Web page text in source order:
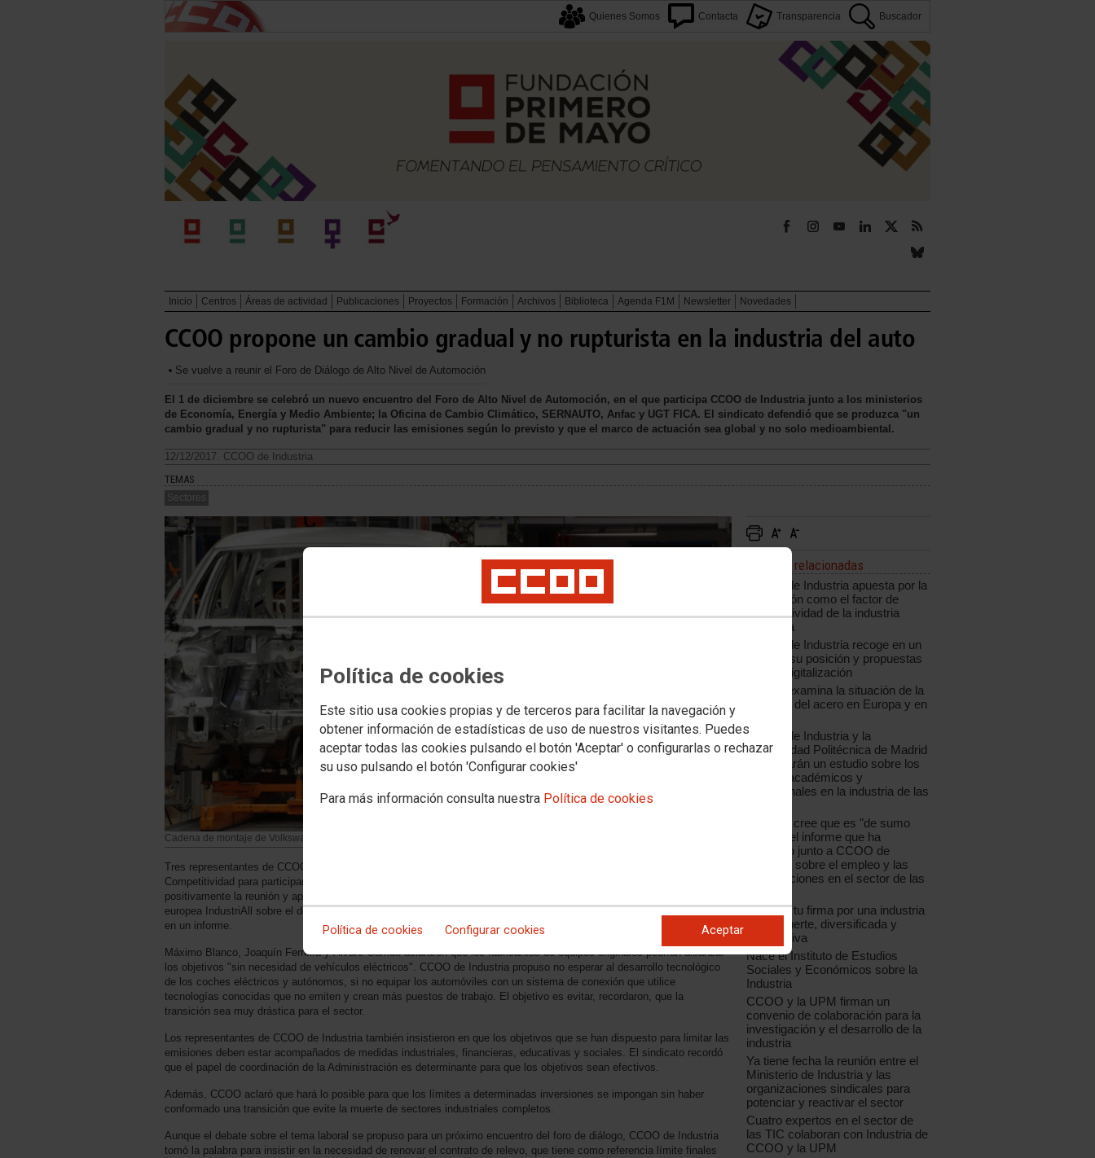
Política de cookies
Este sitio usa cookies propias y de terceros para facilitar la navegación y
obtener información de estadísticas de uso de nuestros visitantes. Puedes
aceptar todas las cookies pulsando el botón 'Aceptar' o configurarlas o rechazar
su uso pulsando el botón 'Configurar cookies'
Para más información consulta nuestra Política de cookies
Política de cookies Configurar cookies Aceptar
Quienes Somos Contacta Transparencia Buscador
Inicio Centros Áreas de actividad Publicaciones Proyectos Formación Archivos Biblioteca Agenda F1M Newsletter Novedades
CCOO propone un cambio gradual y no rupturista en la industria del auto
Se vuelve a reunir el Foro de Diálogo de Alto Nivel de Automoción
El 1 de diciembre se celebró un nuevo encuentro del Foro de Alto Nivel de Automoción, en el que participa CCOO de Industria junto a los ministerios
de Economía, Energía y Medio Ambiente; la Oficina de Cambio Climático, SERNAUTO, Anfac y UGT FICA. El sindicato defendió que se produzca "un
cambio gradual y no rupturista" para reducir las emisiones según lo previsto y que el marco de actuación sea global y no solo medioambiental.
12/12/2017. CCOO de Industria
TEMAS
Sectores
Cadena de montaje de Volkswagen Navarra
Tres representantes de CCOO de Industria acudieron hace unos días a la sede del Ministerio de Economía, Industria y
Competitividad para participar en un nuevo encuentro del Foro de Alto Nivel de Automoción. El sindicato valoró
positivamente la reunión y aprovechó el orden del día para explicar la posición que defiende la federación sindical
europea IndustriAll sobre el debate medioambiental. Las conclusiones de la sesión de trabajo han quedado recogidas
en un informe.
Máximo Blanco, Joaquín Ferreira y Álvaro Garrido aclararon que los fabricantes de equipos originales podrían alcanzar
los objetivos "sin necesidad de vehículos eléctricos". CCOO de Industria propuso no esperar al desarrollo tecnológico
de los coches eléctricos y autónomos, si no equipar los automóviles con un sistema de conexión que utilice
tecnologías conocidas que no emiten y crean más puestos de trabajo. El objetivo es evitar, recordaron, que la
transición sea muy drástica para el sector.
Los representantes de CCOO de Industria también insistieron en que los objetivos que se han dispuesto para limitar las
emisiones deben estar acompañados de medidas industriales, financieras, educativas y sociales. El sindicato recordó
que el papel de coordinación de la Administración es determinante para que los objetivos sean efectivos.
Además, CCOO aclaró que hará lo posible para que los límites a determinadas inversiones se impongan sin haber
conformado una transición que evite la muerte de sectores industriales completos.
Aunque el debate sobre el tema laboral se propuso para un próximo encuentro del foro de diálogo, CCOO de Industria
tomó la palabra para insistir en la necesidad de renovar el contrato de relevo, que tiene como referencia límite finales
Noticias relacionadas
CCOO de Industria apuesta por la
innovación como el factor de
competitividad de la industria
española
CCOO de Industria recoge en un
informe su posición y propuestas
ante la digitalización
CCOO examina la situación de la
industria del acero en Europa y en
CCOO de Industria y la
Universidad Politécnica de Madrid
presentarán un estudio sobre los
perfiles académicos y
profesionales en la industria de las
La UPM cree que es "de sumo
interés" el informe que ha
realizado junto a CCOO de
Industria sobre el empleo y las
cualificaciones en el sector de las
Déjanos tu firma por una industria
sólida, fuerte, diversificada y
competitiva
Nace el Instituto de Estudios
Sociales y Económicos sobre la
Industria
CCOO y la UPM firman un
convenio de colaboración para la
investigación y el desarrollo de la
industria
Ya tiene fecha la reunión entre el
Ministerio de Industria y las
organizaciones sindicales para
potenciar y reactivar el sector
Cuatro expertos en el sector de
las TIC colaboran con Industria de
CCOO y la UPM